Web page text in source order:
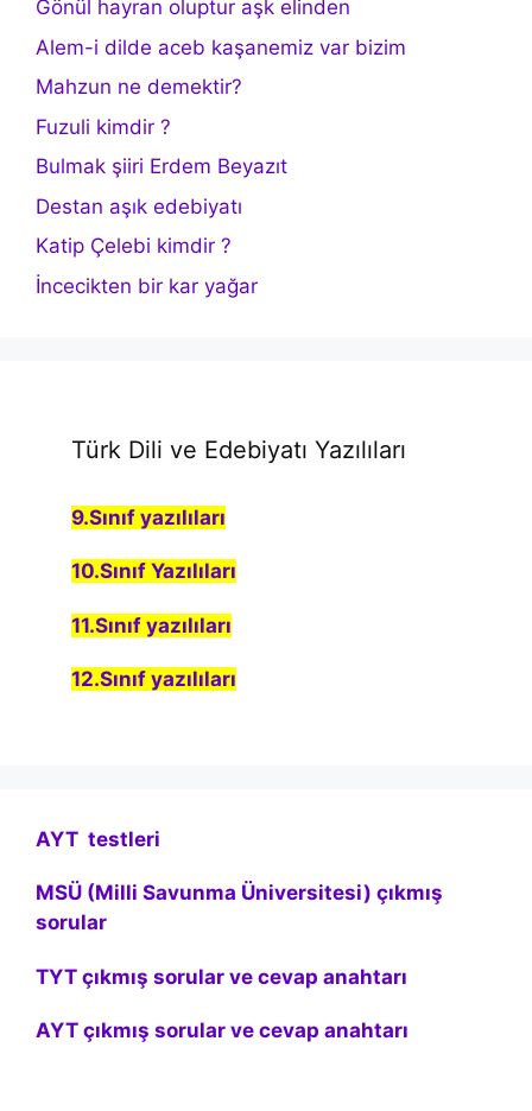
Gönül hayran oluptur aşk elinden
Alem-i dilde aceb kaşanemiz var bizim
Mahzun ne demektir?
Fuzuli kimdir ?
Bulmak şiiri Erdem Beyazıt
Destan aşık edebiyatı
Katip Çelebi kimdir ?
İncecikten bir kar yağar
Türk Dili ve Edebiyatı Yazılıları
9.Sınıf yazılıları
10.Sınıf Yazılıları
11.Sınıf yazılıları
12.Sınıf yazılıları
AYT testleri
MSÜ (Milli Savunma Üniversitesi) çıkmış
sorular
TYT çıkmış sorular ve cevap anahtarı
AYT çıkmış sorular ve cevap anahtarı